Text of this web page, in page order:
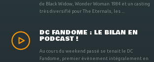
de Black Widow, Wonder Woman 1984 et un casting
très diversifié pour The Eternals, les ...
DC FANDOME : LE BILAN EN
PODCAST !
Au cours du weekend passé se tenait le DC
Fandome, premier évènement intégralement en